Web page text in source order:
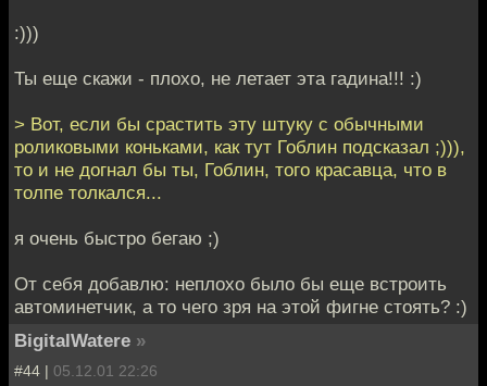
:)))
Ты еще скажи - плохо, не летает эта гадина!!! :)
> Вот, если бы срастить эту штуку с обычными
роликовыми коньками, как тут Гоблин подсказал ;))),
то и не догнал бы ты, Гоблин, того красавца, что в
толпе толкался...
я очень быстро бегаю ;)
От себя добавлю: неплохо было бы еще встроить
автоминетчик, а то чего зря на этой фигне стоять? :)
BigitalWatere »
#44 | 05.12.01 22:26